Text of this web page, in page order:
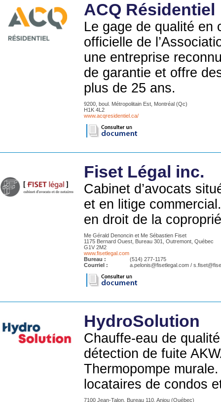
ACQ Résidentiel
Le gage de qualité en
officielle de
une entreprise
de garantie et offre
plus de 25 ans.
9200, boul. Métropolitain Est, Montréal (Qc)
H1K 4L2
www.acqresidentiel.ca/
Fiset Légal inc.
Cabinet d’avocats
et en litige
en droit de la
Me Gérald Denoncin et Me Sébastien Fiset
1175 Bernard Ouest, Bureau 301, Outremont, Québec
G1V 2M2
www.fisetlegal.com
Bureau :
(514) 277-1175
Courriel :
a.pelonis@fisetlegal.com /
HydroSolution
Chauffe-eau de
détection de fuite
Thermopompe
locataires de condos
7100 Jean-Talon, Bureau 110, Anjou (Québec)